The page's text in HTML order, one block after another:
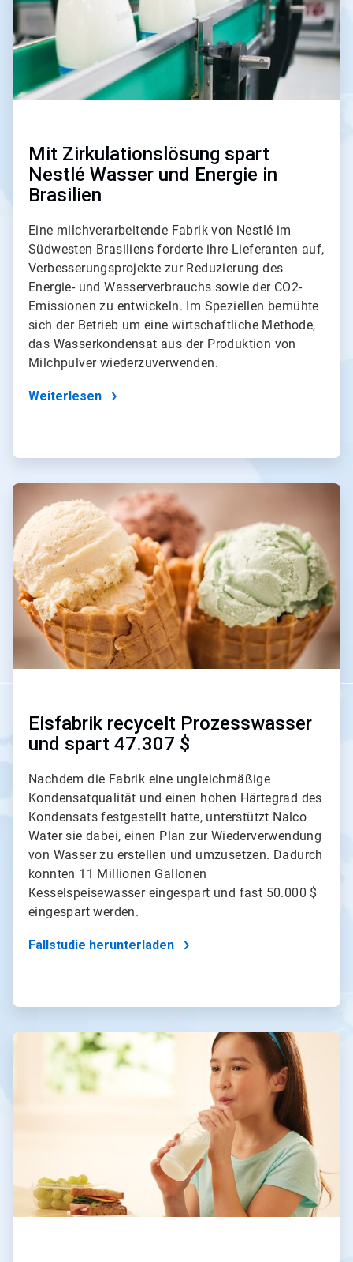
Mit Zirkulationslösung spart
Nestlé Wasser und Energie in
Brasilien
Eine milchverarbeitende Fabrik von Nestlé im
Südwesten Brasiliens forderte ihre Lieferanten auf,
Verbesserungsprojekte zur Reduzierung des
Energie- und Wasserverbrauchs sowie der CO2-
Emissionen zu entwickeln. Im Speziellen bemühte
sich der Betrieb um eine wirtschaftliche Methode,
das Wasserkondensat aus der Produktion von
Milchpulver wiederzuverwenden.
Weiterlesen
ArticleTile
von
4
Eisfabrik recycelt Prozesswasser
und spart 47.307 $
Nachdem die Fabrik eine ungleichmäßige
Kondensatqualität und einen hohen Härtegrad des
Kondensats festgestellt hatte, unterstützt Nalco
Water sie dabei, einen Plan zur Wiederverwendung
von Wasser zu erstellen und umzusetzen. Dadurch
konnten 11 Millionen Gallonen
Kesselspeisewasser eingespart und fast 50.000 $
eingespart werden.
Fallstudie herunterladen
ArticleTile